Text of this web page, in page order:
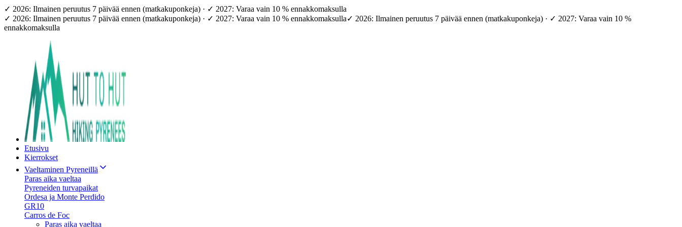
✓ 2026: Ilmainen peruutus 7 päivää ennen (matkakuponkeja) · ✓ 2027: Varaa vain 10 % ennakkomaksulla
✓ 2026: Ilmainen peruutus 7 päivää ennen (matkakuponkeja) · ✓ 2027: Varaa vain 10 % ennakkomaksulla✓ 2026: Ilmainen peruutus 7 päivää ennen (matkakuponkeja) · ✓ 2027: Varaa vain 10 %
ennakkomaksulla
Etusivu
Kierrokset
Vaeltaminen Pyreneillä
Paras aika vaeltaa
Pyreneiden turvapaikat
Ordesa ja Monte Perdido
GR10
Carros de Foc
Paras aika vaeltaa